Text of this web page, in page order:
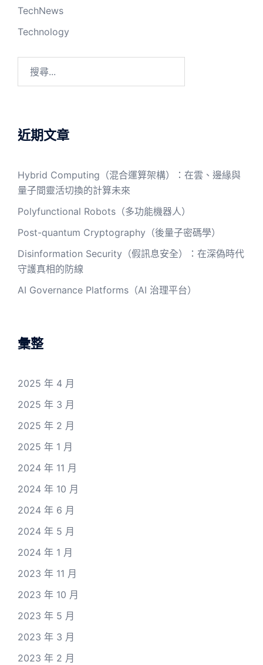
TechNews
Technology
字:
近期文章
Hybrid Computing（混合運算架構）：在雲、邊緣與
量子間靈活切換的計算未來
Polyfunctional Robots（多功能機器人）
Post-quantum Cryptography（後量子密碼學）
Disinformation Security（假訊息安全）：在深偽時代
守護真相的防線
AI Governance Platforms（AI 治理平台）
彙整
2025 年 4 月
2025 年 3 月
2025 年 2 月
2025 年 1 月
2024 年 11 月
2024 年 10 月
2024 年 6 月
2024 年 5 月
2024 年 1 月
2023 年 11 月
2023 年 10 月
2023 年 5 月
2023 年 3 月
2023 年 2 月